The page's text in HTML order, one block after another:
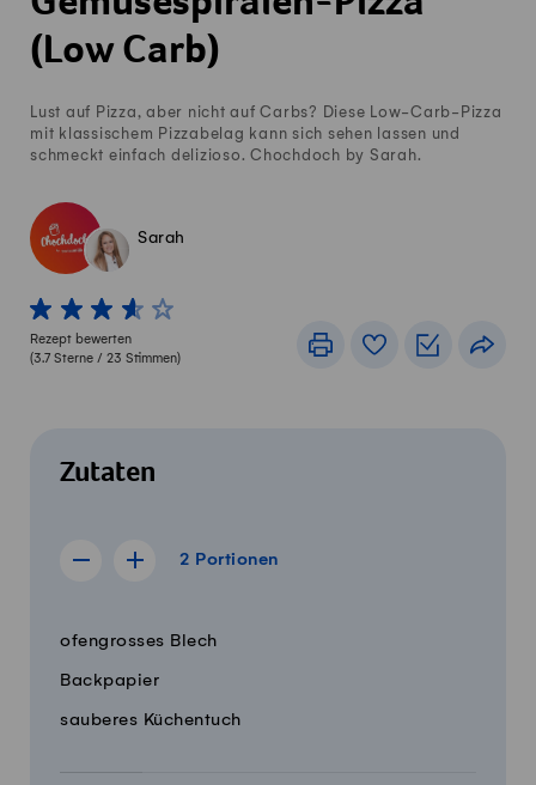
(Low Carb)
Lust auf Pizza, aber nicht auf Carbs? Diese Low-Carb-Pizza
mit klassischem Pizzabelag kann sich sehen lassen und
schmeckt einfach delizioso. Chochdoch by Sarah.
Sarah
1 von 5 Sterne
2 von 5 Sterne
3 von 5 Sterne
4 von 5 Sterne
5 von 5 Sterne
Rezept bewerten
(3.7 Sterne / 23 Stimmen)
DruckenRezeptbuch
Zutaten
2 Portionen
Rezept für 1 Portion anzeigen
Rezept für 3 Portionen anzeigen
2 Portionen
MengeZutaten
ofengrosses Blech
Backpapier
sauberes Küchentuch